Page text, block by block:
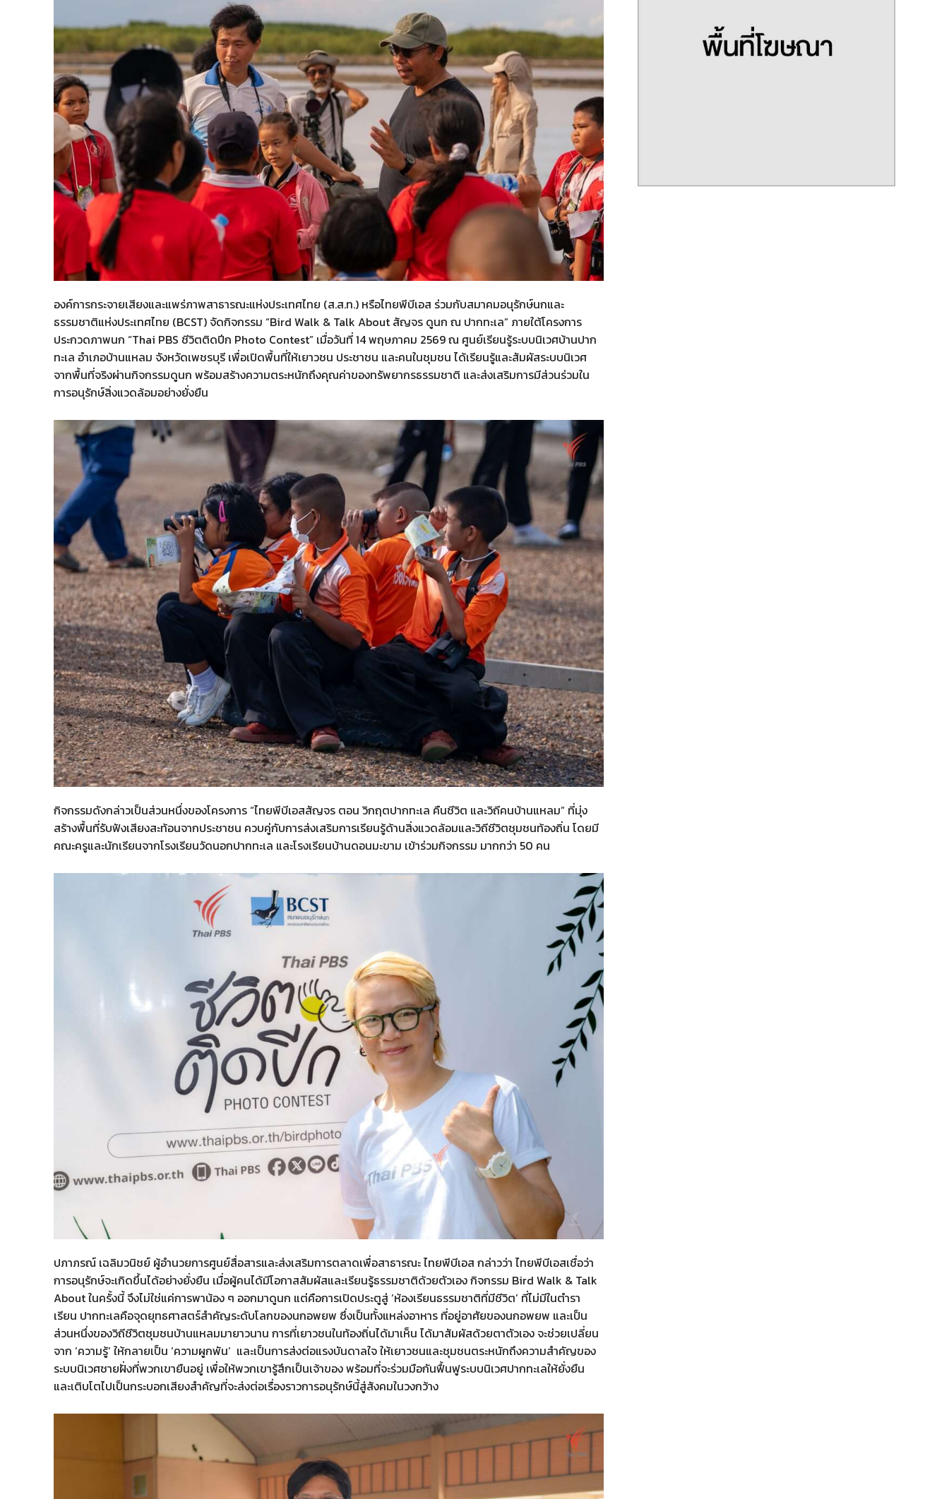
องค์การกระจายเสียงและแพร่ภาพสาธารณะแห่งประเทศไทย (ส.ส.ท.) หรือไทยพีบีเอส ร่วมกับสมาคมอนุรักษ์นกและ
ธรรมชาติแห่งประเทศไทย (BCST) จัดกิจกรรม “Bird Walk & Talk About สัญจร ดูนก ณ ปากทะเล” ภายใต้โครงการ
ประกวดภาพนก “Thai PBS ชีวิตติดปีก Photo Contest” เมื่อวันที่ 14 พฤษภาคม 2569 ณ ศูนย์เรียนรู้ระบบนิเวศบ้านปาก
ทะเล อำเภอบ้านแหลม จังหวัดเพชรบุรี เพื่อเปิดพื้นที่ให้เยาวชน ประชาชน และคนในชุมชน ได้เรียนรู้และสัมผัสระบบนิเวศ
จากพื้นที่จริงผ่านกิจกรรมดูนก พร้อมสร้างความตระหนักถึงคุณค่าของทรัพยากรธรรมชาติ และส่งเสริมการมีส่วนร่วมใน
การอนุรักษ์สิ่งแวดล้อมอย่างยั่งยืน
กิจกรรมดังกล่าวเป็นส่วนหนึ่งของโครงการ “ไทยพีบีเอสสัญจร ตอน วิกฤตปากทะเล คืนชีวิต และวิถีคนบ้านแหลม” ที่มุ่ง
สร้างพื้นที่รับฟังเสียงสะท้อนจากประชาชน ควบคู่กับการส่งเสริมการเรียนรู้ด้านสิ่งแวดล้อมและวิถีชีวิตชุมชนท้องถิ่น โดยมี
คณะครูและนักเรียนจากโรงเรียนวัดนอกปากทะเล และโรงเรียนบ้านดอนมะขาม เข้าร่วมกิจกรรม มากกว่า 50 คน
ปภาภรณ์ เฉลิมวนิชย์ ผู้อำนวยการศูนย์สื่อสารและส่งเสริมการตลาดเพื่อสาธารณะ ไทยพีบีเอส กล่าวว่า ไทยพีบีเอสเชื่อว่า
การอนุรักษ์จะเกิดขึ้นได้อย่างยั่งยืน เมื่อผู้คนได้มีโอกาสสัมผัสและเรียนรู้ธรรมชาติด้วยตัวเอง กิจกรรม Bird Walk & Talk
About ในครั้งนี้ จึงไม่ใช่แค่การพาน้อง ๆ ออกมาดูนก แต่คือการเปิดประตูสู่ ‘ห้องเรียนธรรมชาติที่มีชีวิต’ ที่ไม่มีในตำรา
เรียน ปากทะเลคือจุดยุทธศาสตร์สำคัญระดับโลกของนกอพยพ ซึ่งเป็นทั้งแหล่งอาหาร ที่อยู่อาศัยของนกอพยพ และเป็น
ส่วนหนึ่งของวิถีชีวิตชุมชนบ้านแหลมมายาวนาน การที่เยาวชนในท้องถิ่นได้มาเห็น ได้มาสัมผัสด้วยตาตัวเอง จะช่วยเปลี่ยน
จาก ‘ความรู้’ ให้กลายเป็น ‘ความผูกพัน’ และเป็นการส่งต่อแรงบันดาลใจ ให้เยาวชนและชุมชนตระหนักถึงความสำคัญของ
ระบบนิเวศชายฝั่งที่พวกเขายืนอยู่ เพื่อให้พวกเขารู้สึกเป็นเจ้าของ พร้อมที่จะร่วมมือกันฟื้นฟูระบบนิเวศปากทะเลให้ยั่งยืน
และเติบโตไปเป็นกระบอกเสียงสำคัญที่จะส่งต่อเรื่องราวการอนุรักษ์นี้สู่สังคมในวงกว้าง